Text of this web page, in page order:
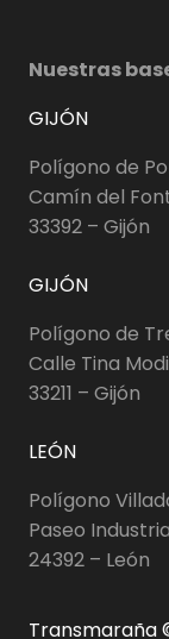
Nuestras
GIJÓN
Polígono de
Camín del
33392 – Gijón
GIJÓN
Polígono de
Calle Tina
33211 – Gijón
LEÓN
Polígono
Paseo
24392 – León
Transmaraña